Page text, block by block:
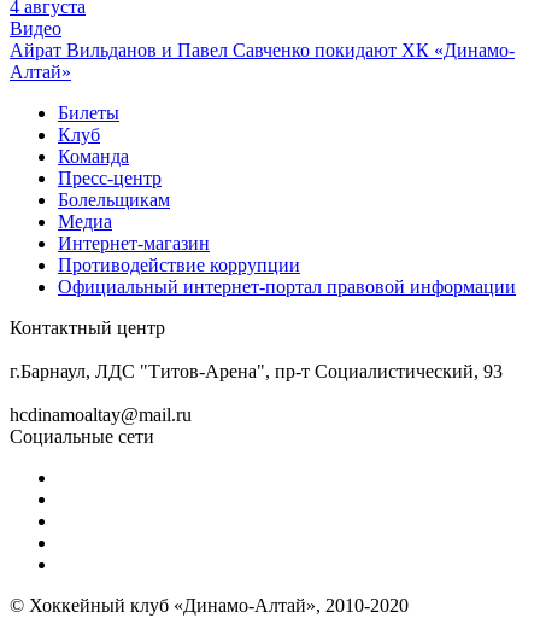
4 августа
Видео
Айрат Вильданов и Павел Савченко покидают ХК «Динамо-
Алтай»
Билеты
Клуб
Команда
Пресс-центр
Болельщикам
Медиа
Интернет-магазин
Противодействие коррупции
Официальный интернет-портал правовой информации
Контактный центр
г.Барнаул, ЛДС "Титов-Арена", пр-т Социалистический, 93
hcdinamoaltay@mail.ru
Социальные сети
© Хоккейный клуб «Динамо-Алтай», 2010-2020